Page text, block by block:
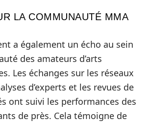
LA COMMUNAUTÉ MMA
a également un écho au sein
des amateurs d’arts
Les échanges sur les réseaux
d’experts et les revues de
ont suivi les performances des
de près. Cela témoigne de